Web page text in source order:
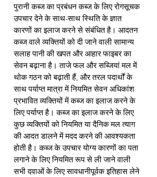
पुरानी कब्ज का प्रबंधन कब्ज के लिए रोगसूचक
उपचार देने के साथ-साथ स्थिति के ज्ञात
कारणों का इलाज करने से संबंधित है। आदतन
कब्ज वाले व्यक्तियों को दी जाने वाली सामान्य
सलाह पानी की खपत और आहार फाइबर का
सेवन बढ़ाना है। ताजे फल और सब्जियां मल में
थोक गठन को बढ़ाती हैं, और तरल पदार्थों के
साथ पर्याप्त मात्रा में नियमित सेवन अधिकांश
प्रभावित व्यक्तियों में कब्ज का इलाज करने के
लिए पर्याप्त है। कब्ज का इलाज करने के लिए
कुछ व्यक्तियों को नियमित या दैनिक मल त्याग
की आदत डालने में मदद करने की आवश्यकता
होती है। कब्ज के उपचार योग्य कारणों का पता
लगाने के लिए नियमित रूप से ली जाने वाली
सभी दवाओं के लिए सावधानीपूर्वक इतिहास लेने